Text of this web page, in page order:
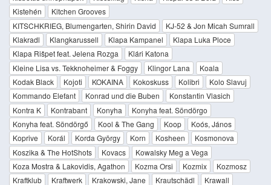
Kistehén
Kitchen Grooves
KITSCHKRIEG, Blumengarten, Shirin David
KJ-52 & Jon Micah Sumrall
Klakradl
Klangkarussell Klapa Kampanel
Klapa Luka Ploce
Klapa Rišpet feat. Jelena Rozga
Klári Katona
Kleine Lisa vs. Tekknoheimer & Foggy
Klingor Lana
Koala
Kodak Black
Kojoti KOKAINA Kokoskuss Kolibri
Kolo Slavuj
Kommando Elefant
Konrad und die Buben
Konstantin Vlasich
Kontra K
Kontrabant Konyha
Konyha feat. Söndörgo
Konyha feat. Söndörgő
Kool & The Gang Koop
Koós, János
Koprive
Korál Korda György Korn Kosheen
Kosmonova
Koszika & The HotShots
Kovacs
Kowalsky Meg a Vega
Koza Mostra & Lakovidis, Agathon
Kozma Orsi Kozmix
Kozmosz
Kraftklub
Kraftwerk Krakowski, Jane Krautschädl
Krawall